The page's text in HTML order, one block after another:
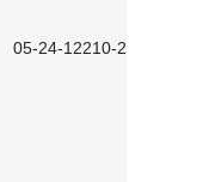
05-24-12210-2601